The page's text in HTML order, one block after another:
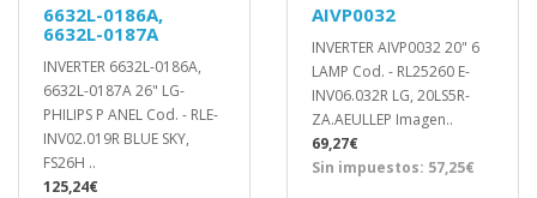
6632L-0186A,
6632L-0187A
INVERTER 6632L-0186A,
6632L-0187A 26" LG-
PHILIPS P ANEL Cod. - RLE-
INV02.019R BLUE SKY,
FS26H ..
125,24€
AIVP0032
INVERTER AIVP0032 20" 6
LAMP Cod. - RL25260 E-
INV06.032R LG, 20LS5R-
ZA.AEULLEP Imagen..
69,27€
Sin impuestos: 57,25€